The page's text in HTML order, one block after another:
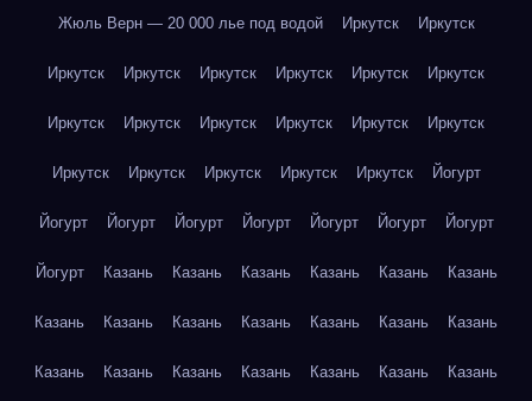
Жюль Верн — 20 000 лье под водой Иркутск Иркутск
Иркутск Иркутск Иркутск Иркутск Иркутск Иркутск
Иркутск Иркутск Иркутск Иркутск Иркутск Иркутск
Иркутск Иркутск Иркутск Иркутск Иркутск Йогурт
Йогурт Йогурт Йогурт Йогурт Йогурт Йогурт Йогурт
Йогурт Казань Казань Казань Казань Казань Казань
Казань Казань Казань Казань Казань Казань Казань
Казань Казань Казань Казань Казань Казань Казань